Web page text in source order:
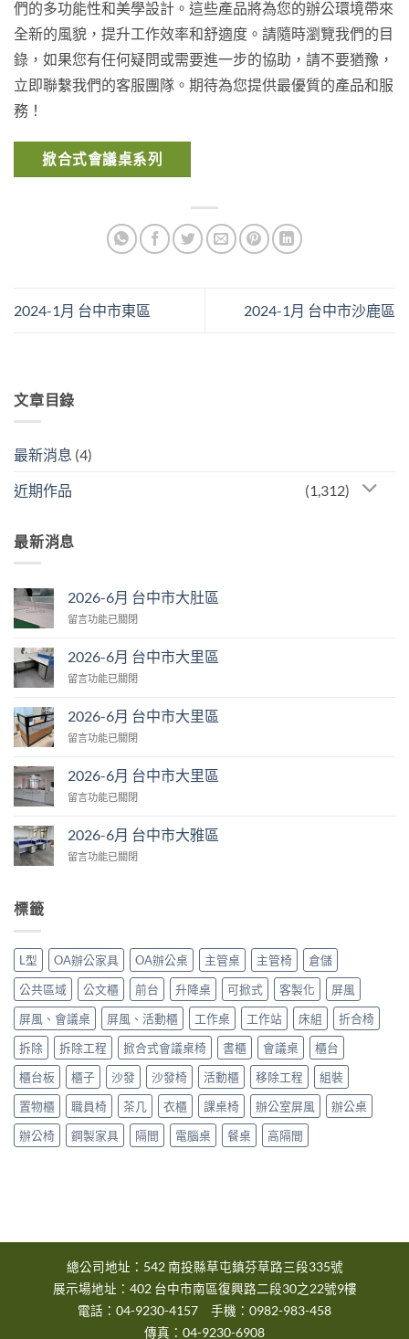
文章目錄
最新消息 (4)
近期作品 (1,312)
最新消息
2026-6月 台中市大肚區
在
月
台
市
肚
中
留言功能已關閉
2026-6月 台中市大里區
在
月
台
市
里
中
留言功能已關閉
2026-6月 台中市大里區
在
月
台
市
里
留言功能已關閉
2026-6月 台中市大里區
在
月
台
中
留言功能已關閉
2026-6月 台中市大雅區
在
市
大
雅
區〉
中
留言功能已關閉
標籤
L型 OA辦公家具 OA辦公桌 主管桌 主管椅
倉儲
公共區域
公文櫃 前台 升降桌 可掀式 客製化
屏風
屏風、會議桌
屏風、活動櫃 工作桌 工作站 床組
折合椅
拆除
拆除工程 掀合式會議桌椅 書櫃 會議桌
櫃台
櫃台板
櫃子 沙發 沙發椅 活動櫃 移除工程
組裝
置物櫃
職員椅 茶几 衣櫃 課桌椅 辦公室屏風
辦公桌
辦公椅
鋼製家具 隔間 電腦桌 餐桌 高隔間
們的多功能性和美學設計。這些產品將為您的辦公環境帶來
全新的風貌，提升工作效率和舒適度。請隨時瀏覽我們的目
錄，如果您有任何疑問或需要進一步的協助，請不要猶豫，
立即聯繫我們的客服團隊。期待為您提供最優質的產品和服
務！
掀合式會議桌系列
2024-1月 台中市東區 2024-1月 台中市沙鹿區
總公司地址：542 南投縣草屯鎮芬草路三段335號
展示場地址：402 台中市南區復興路二段30之22號9樓
電話：04-9230-4157 手機：0982-983-458
傳真：04-9230-6908